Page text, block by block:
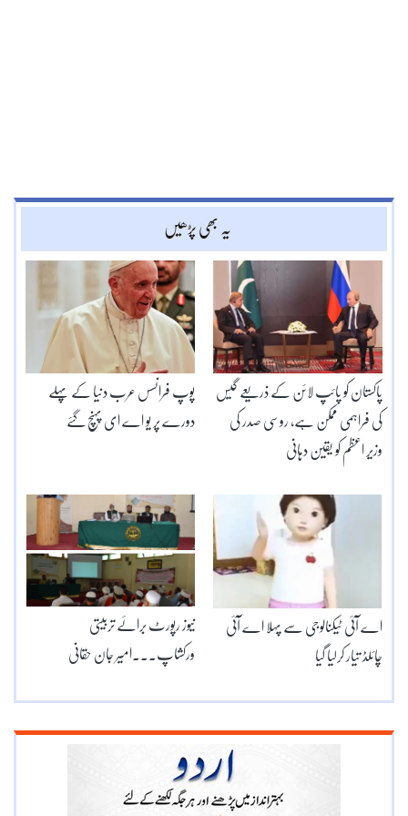
یہ بھی پڑھیں
پوپ فرانسس عرب دنیا کے پہلے
دورے پر یو اے ای پہنچ گئے
پاکستان کو پائپ لائن کے ذریعے گیس
کی فراہمی ممکن ہے، روسی صدر کی
وزیر اعظم کو یقین دہانی
نیوز رپورٹ برائے تربیتی
ورکشاپ۔۔۔امیر جان حقانی
اے آئی ٹیکنالوجی سے پہلا اے آئی
چائلڈ تیار کرلیا گیا